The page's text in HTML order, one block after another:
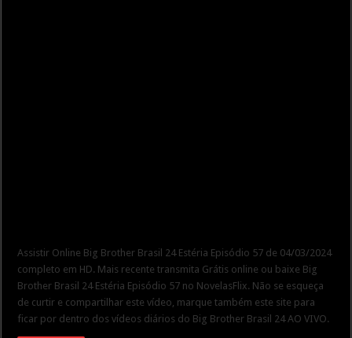
Assistir Online Big Brother Brasil 24 Estéria Episódio 57 de 04/03/2024
completo em HD. Mais recente transmita Grátis online ou baixe Big
Brother Brasil 24 Estéria Episódio 57 no NovelasFlix. Não se esqueça
de curtir e compartilhar este vídeo, marque também este site para
ficar por dentro dos vídeos diários do Big Brother Brasil 24 AO VIVO.